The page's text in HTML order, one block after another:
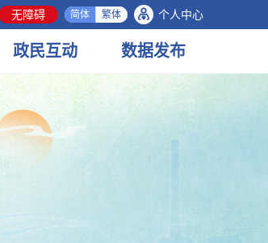
无障碍 简体 繁体 个人中心
政民互动 数据发布